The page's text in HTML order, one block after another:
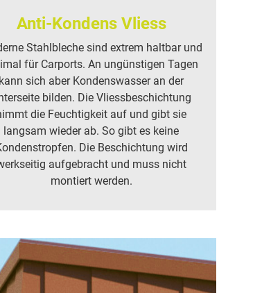
Anti-Kondens Vliess
Stahlbleche sind extrem haltbar und
für Carports. An ungünstigen Tagen
kann sich aber Kondenswasser an der
bilden. Die Vliessbeschichtung
die Feuchtigkeit auf und gibt sie
langsam wieder ab. So gibt es keine
Die Beschichtung wird
aufgebracht und muss nicht
montiert werden.